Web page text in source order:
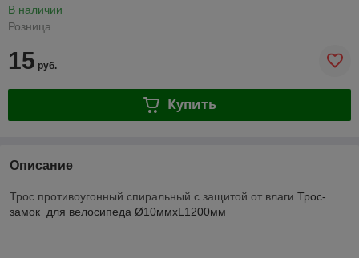
В наличии
Розница
15 руб.
Купить
Описание
Трос противоугонный спиральный с защитой от влаги. Трос-
замок для велосипеда Ø10ммхL1200мм